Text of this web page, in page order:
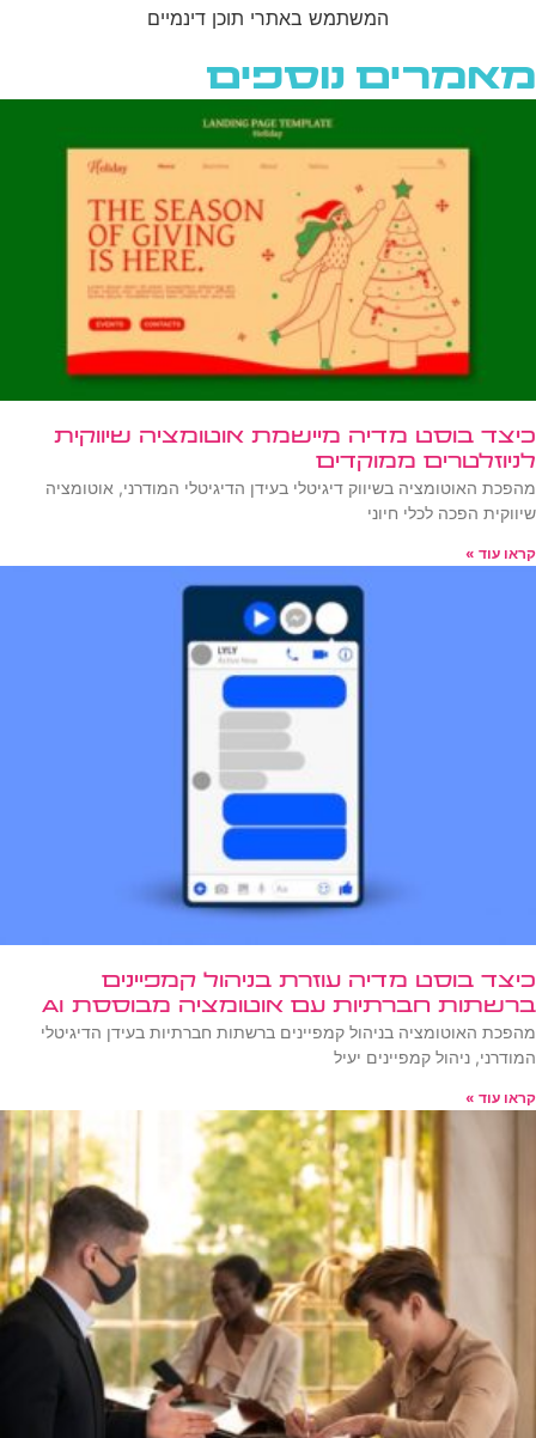
מאמרים נוספים
כיצד בוסט מדיה מיישמת אוטומציה שיווקית
לניוזלטרים ממוקדים
מהפכת האוטומציה בשיווק דיגיטלי בעידן הדיגיטלי המודרני, אוטומציה
שיווקית הפכה לכלי חיוני
קראו עוד »
כיצד בוסט מדיה עוזרת בניהול קמפיינים
ברשתות חברתיות עם אוטומציה מבוססת AI
מהפכת האוטומציה בניהול קמפיינים ברשתות חברתיות בעידן הדיגיטלי
המודרני, ניהול קמפיינים יעיל
קראו עוד »